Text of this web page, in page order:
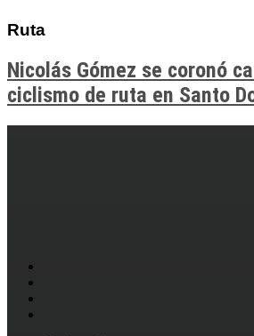
Ruta
Nicolás Gómez se coronó
ciclismo de ruta en Santo